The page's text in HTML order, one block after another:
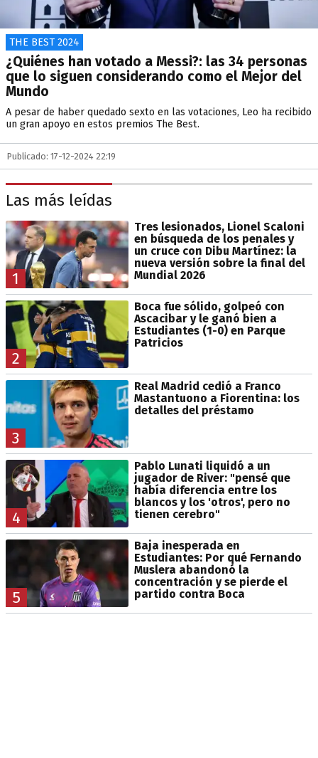
THE BEST 2024
¿Quiénes han votado a Messi?: las 34 personas
que lo siguen considerando como el Mejor del
Mundo
A pesar de haber quedado sexto en las votaciones, Leo ha recibido
un gran apoyo en estos premios The Best.
Publicado: 17-12-2024 22:19
Las más leídas
1
Tres lesionados, Lionel Scaloni
en búsqueda de los penales y
un cruce con Dibu Martínez: la
nueva versión sobre la final del
Mundial 2026
2
Boca fue sólido, golpeó con
Ascacibar y le ganó bien a
Estudiantes (1-0) en Parque
Patricios
3
Real Madrid cedió a Franco
Mastantuono a Fiorentina: los
detalles del préstamo
4
Pablo Lunati liquidó a un
jugador de River: "pensé que
había diferencia entre los
blancos y los 'otros', pero no
tienen cerebro"
5
Baja inesperada en
Estudiantes: Por qué Fernando
Muslera abandonó la
concentración y se pierde el
partido contra Boca